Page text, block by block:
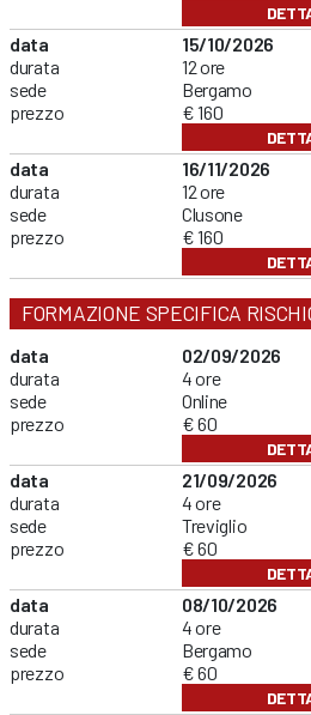
data
durata
sede
prezzo
15/10/2026
12 ore
Bergamo
€ 160
data
durata
sede
prezzo
16/11/2026
12 ore
Clusone
€ 160
FORMAZIONE SPECIFICA
data
durata
sede
prezzo
02/09/2026
4 ore
Online
€ 60
data
durata
sede
prezzo
21/09/2026
4 ore
Treviglio
€ 60
data
durata
sede
prezzo
08/10/2026
4 ore
Bergamo
€ 60